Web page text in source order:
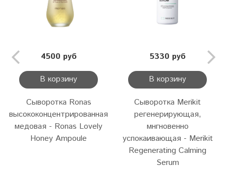
4500 руб
В корзину
Сыворотка Ronas
высококонцентрированная
медовая - Ronas Lovely
Honey Ampoule
5330 руб
В корзину
Сыворотка Merikit
регенерирующая,
мнгновенно
успокаивающая - Merikit
Regenerating Calming
Serum